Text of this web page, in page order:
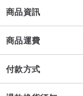
注意事項：
■ 日本原廠授權經銷
■ 商品皆為日本製
進口審核。食品業
商品資訊
商品運費
付款方式